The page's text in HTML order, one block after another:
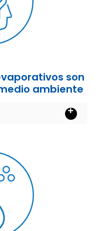
son
ambiente